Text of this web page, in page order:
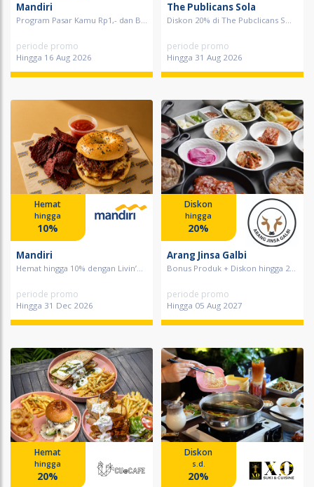
Mandiri
Program Pasar Kamu Rp1,- dan B...
periode promo
Hingga 16 Aug 2026
The Publicans Sola
Diskon 20% di The Pubclicans S...
periode promo
Hingga 31 Aug 2026
Hemat
hingga
10%
Mandiri
Hemat hingga 10% dengan Livin’...
periode promo
Hingga 31 Dec 2026
Diskon
hingga
20%
Arang Jinsa Galbi
Bonus Produk + Diskon hingga 2...
periode promo
Hingga 05 Aug 2027
Hemat
hingga
20%
Diskon
s.d.
20%